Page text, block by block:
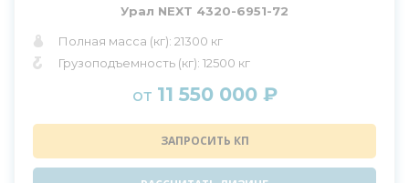
Урал NEXT 4320-6951-72
Полная масса (кг): 21300 кг
Грузоподъемность (кг): 12500 кг
от 11 550 000 ₽
ЗАПРОСИТЬ КП